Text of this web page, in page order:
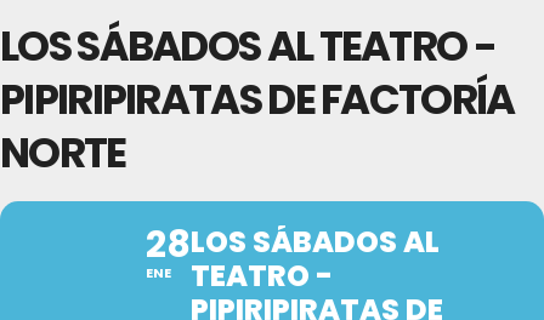
LOS SÁBADOS AL TEATRO -
PIPIRIPIRATAS DE FACTORÍA
NORTE
28
ENE
LOS SÁBADOS AL
TEATRO -
PIPIRIPIRATAS DE